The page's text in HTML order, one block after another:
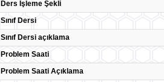
Ders İşleme Şekli
Sınıf Dersi
Sınıf Dersi açıklama
Problem Saati
Problem Saati Açıklama